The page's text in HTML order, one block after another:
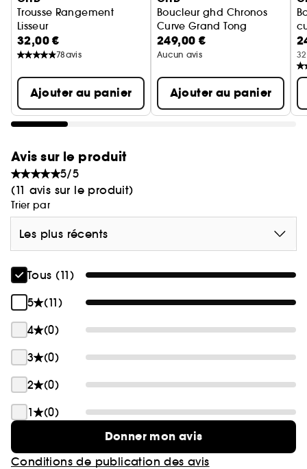
déplacements ou vacances.
Trousse Rangement
Lisseur
Pochette Protection Chaleur
32,00 €
78avis
Ajouter au panier
Boucleur ghd Chronos
Curve Grand Tong
édition limitée Pink
249,00 €
Aucun avis
Ajouter au panier
Avis sur le produit
5/5
(11 avis sur le produit)
Trier par
Les plus récents
Tous (11)
5
(11)
4
(0)
3
(0)
2
(0)
1
(0)
Donner mon avis
Conditions de publication des avis